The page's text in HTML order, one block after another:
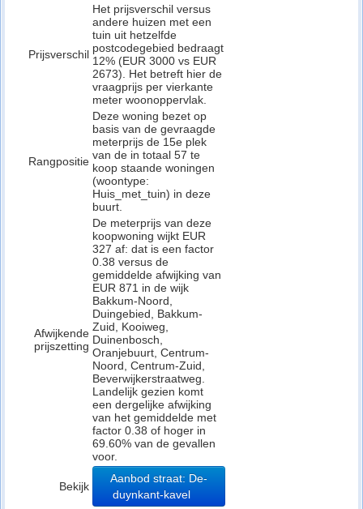
Prijsverschil
Het prijsverschil versus
andere huizen met een
tuin uit hetzelfde
postcodegebied bedraagt
12% (EUR 3000 vs EUR
2673). Het betreft hier de
vraagprijs per vierkante
meter woonoppervlak.
Rangpositie
Deze woning bezet op
basis van de gevraagde
meterprijs de 15e plek
van de in totaal 57 te
koop staande woningen
(woontype:
Huis_met_tuin) in deze
buurt.
Afwijkende
prijszetting
De meterprijs van deze
koopwoning wijkt EUR
327 af: dat is een factor
0.38 versus de
gemiddelde afwijking van
EUR 871 in de wijk
Bakkum-Noord,
Duingebied, Bakkum-
Zuid, Kooiweg,
Duinenbosch,
Oranjebuurt, Centrum-
Noord, Centrum-Zuid,
Beverwijkerstraatweg.
Landelijk gezien komt
een dergelijke afwijking
van het gemiddelde met
factor 0.38 of hoger in
69.60% van de gevallen
voor.
Bekijk
Aanbod straat: De-
duynkant-kavel